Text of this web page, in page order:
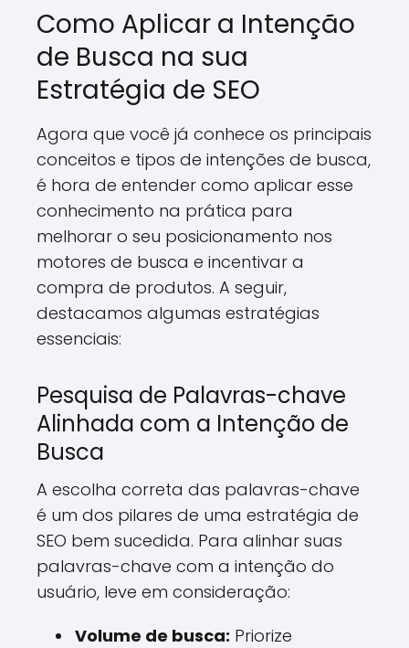
Como Aplicar a Intenção
de Busca na sua
Estratégia de SEO
Agora que você já conhece os principais
conceitos e tipos de intenções de busca,
é hora de entender como aplicar esse
conhecimento na prática para
melhorar o seu posicionamento nos
motores de busca e incentivar a
compra de produtos. A seguir,
destacamos algumas estratégias
essenciais:
Pesquisa de Palavras-chave
Alinhada com a Intenção de
Busca
A escolha correta das palavras-chave
é um dos pilares de uma estratégia de
SEO bem sucedida. Para alinhar suas
palavras-chave com a intenção do
usuário, leve em consideração:
Volume de busca: Priorize